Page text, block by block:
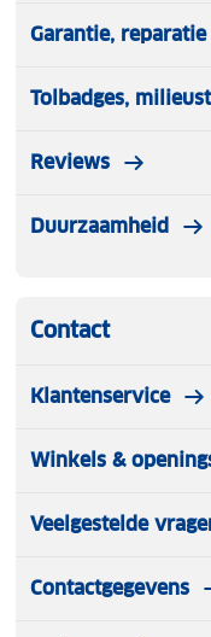
Garantie,
Tolbadges,
Reviews
Duurzaamheid
Contact
Klantenservice
Winkels &
Veelgestelde
Contactgegevens